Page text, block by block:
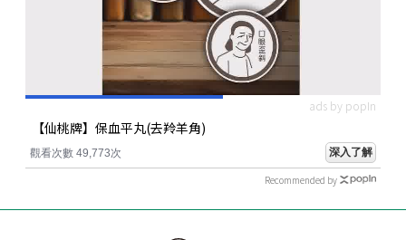
ads by popIn
【仙桃牌】保血平丸(去羚羊角)
觀看次數 49,773次 深入了解
Recommended by